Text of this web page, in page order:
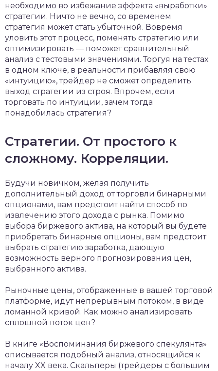
необходимо во избежание эффекта «выработки»
стратегии. Ничто не вечно, со временем
стратегия может стать убыточной. Вовремя
уловить этот процесс, поменять стратегию или
оптимизировать — поможет сравнительный
анализ с тестовыми значениями. Торгуя на тестах
в одном ключе, в реальности прибавляя свою
«интуицию», трейдер не сможет определить
выход стратегии из строя. Впрочем, если
торговать по интуиции, зачем тогда
понадобилась стратегия?
Стратегии. От простого к
сложному. Корреляции.
Будучи новичком, желая получить
дополнительный доход от торговли бинарными
опционами, вам предстоит найти способ по
извлечению этого дохода с рынка. Помимо
выбора биржевого актива, на который вы будете
приобретать бинарные опционы, вам предстоит
выбрать стратегию заработка, дающую
возможность верного прогнозирования цен,
выбранного актива.
Рыночные цены, отображенные в вашей торговой
платформе, идут непрерывным потоком, в виде
ломанной кривой. Как можно анализировать
сплошной поток цен?
В книге «Воспоминания биржевого спекулянта»
описывается подобный анализ, относящийся к
началу XX века. Скальперы (трейдеры с большим